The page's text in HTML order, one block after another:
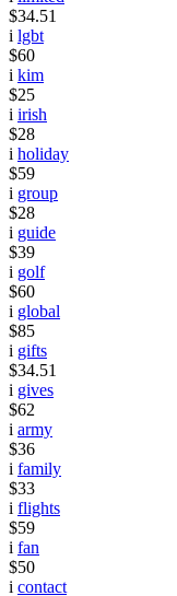
$34.51
i lgbt
$60
i kim
$25
i irish
$28
i holiday
$59
i group
$28
i guide
$39
i golf
$60
i global
$85
i gifts
$34.51
i gives
$62
i army
$36
i family
$33
i flights
$59
i fan
$50
i contact